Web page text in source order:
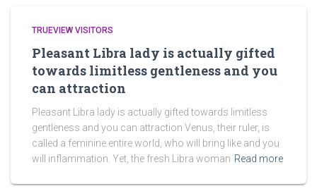
TRUEVIEW VISITORS
Pleasant Libra lady is actually gifted
towards limitless gentleness and you
can attraction
Pleasant Libra lady is actually gifted towards limitless
gentleness and you can attraction Venus, their ruler, is
called a feminine entire world, who will bring like and you
will inflammation. Yet, the fresh Libra woman Read more